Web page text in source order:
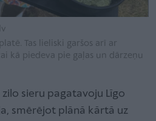
Tas lieliski garšos arī ar
kā piedeva pie gaļas un dārzeņu
sieru pagatavoju Līgo
smērējot plānā kārtā uz